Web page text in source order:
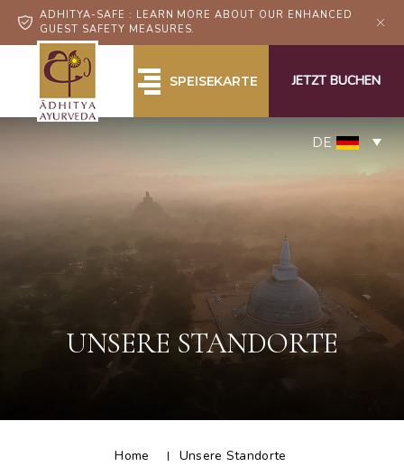
ADHITYA-SAFE : LEARN MORE ABOUT OUR ENHANCED
GUEST SAFETY MEASURES.
SPEISEKARTE
DE
JETZT BUCHEN
UNSERE STANDORTE
Home Unsere Standorte